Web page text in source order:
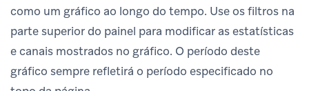
como um gráfico ao longo do tempo. Use os filtros na
parte superior do painel para modificar as estatísticas
e canais mostrados no gráfico. O período deste
gráfico sempre refletirá o período especificado no